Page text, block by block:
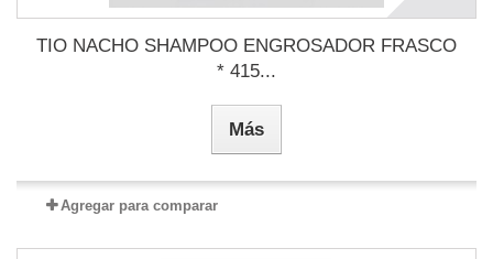
TIO NACHO SHAMPOO ENGROSADOR FRASCO
* 415...
Más
Agregar para comparar